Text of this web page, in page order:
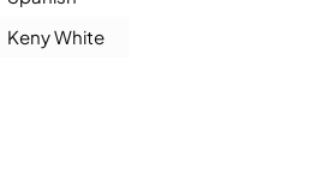
Keny White